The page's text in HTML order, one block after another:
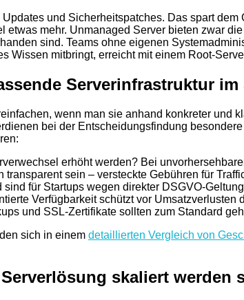
und Sicherheitspatches. Das spart
mehr. Unmanaged Server bieten zwar
sind. Teams ohne eigenen
Wissen mitbringt, erreicht mit einem Root-
Serverinfrastruktur im
wenn man sie anhand konkreter und
bei der Entscheidungsfindung
erhöht werden? Bei
transparent sein – versteckte Gebühren für
sind für Startups wegen direkter DSGVO-
Verfügbarkeit schützt vor Umsatzverlusten
und SSL-Zertifikate sollten zum Standard
sich in einem detaillierten Vergleich von
skaliert werden